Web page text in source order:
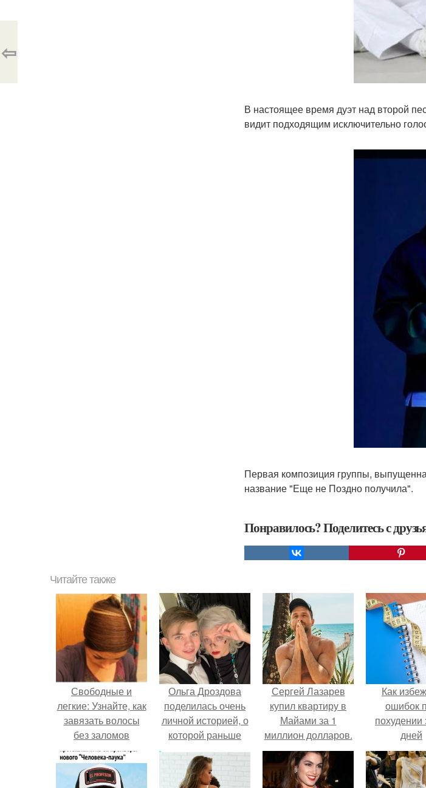
В настоящее время дуэт над второй
видит подходящим исключительно
Первая композиция группы,
название "Еще не Поздно получила".
Понравилось? Поделитесь с
⇦
Читайте также
Свободные и
легкие: Узнайте, как
завязать волосы
без заломов
Ольга Дроздова
поделилась очень
личной историей, о
которой раньше
почти не говорила.
Сергей Лазарев
купил квартиру в
Майами за 1
миллион долларов.
Как
ошибок
похудении
дней